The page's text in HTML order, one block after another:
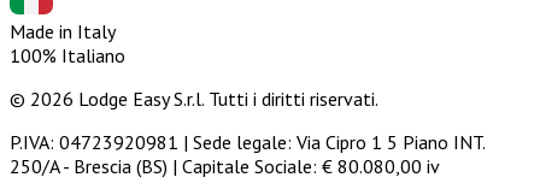
Made in Italy
100% Italiano
© 2026 Lodge Easy S.r.l. Tutti i diritti riservati.
P.IVA: 04723920981 | Sede legale: Via Cipro 1 5 Piano INT.
250/A - Brescia (BS) | Capitale Sociale: € 80.080,00 iv